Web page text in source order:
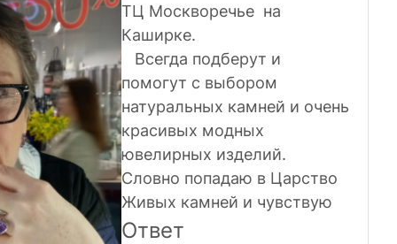
ТЦ Москворечье на
Каширке.
Всегда подберут и
помогут с выбором
натуральных камней и очень
красивых модных
ювелирных изделий.
Словно попадаю в Царство
Живых камней и чувствую
себя в этих украшениях
Ответ